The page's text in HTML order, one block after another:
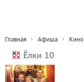
Главная Афиша Кино
Ёлки 10